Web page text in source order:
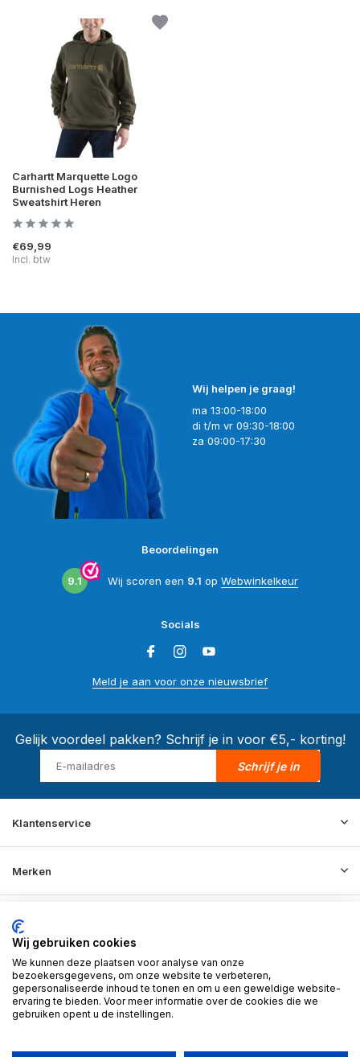
Carhartt Marquette Logo
Burnished Logs Heather
Sweatshirt Heren
€69,99
Incl. btw
Wij helpen je graag!
ma 13:00-18:00
di t/m vr 09:30-18:00
za 09:00-17:30
Beoordelingen
9.1 Wij scoren een 9.1 op Webwinkelkeur
Socials
Meld je aan voor onze nieuwsbrief
Gelijk voordeel pakken? Schrijf je in voor €5,- korting!
Schrijf je in
Klantenservice
Merken
Informatie
Contact
© 2026 BD Store - Theme By
Wij gebruiken cookies
We kunnen deze plaatsen voor analyse van onze
bezoekersgegevens, om onze website te verbeteren,
gepersonaliseerde inhoud te tonen en om u een geweldige website-
ervaring te bieden. Voor meer informatie over de cookies die we
gebruiken opent u de instellingen.